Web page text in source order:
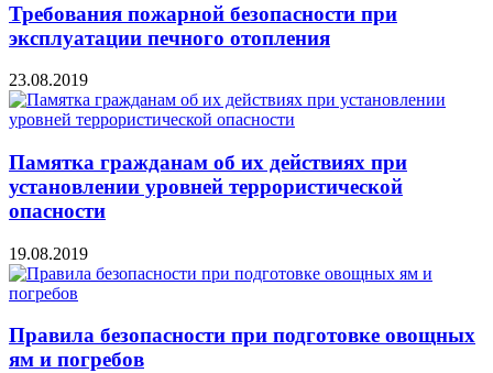
Требования пожарной безопасности при
эксплуатации печного отопления
23.08.2019
Памятка гражданам об их действиях при
установлении уровней террористической
опасности
19.08.2019
Правила безопасности при подготовке овощных
ям и погребов